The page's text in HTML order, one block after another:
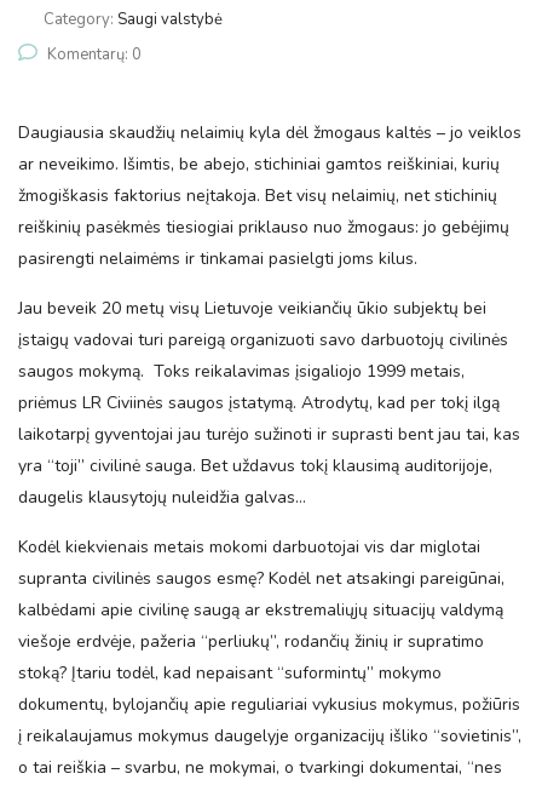
Category: Saugi valstybė
Komentarų: 0
Daugiausia skaudžių nelaimių kyla dėl žmogaus kaltės – jo veiklos
ar neveikimo. Išimtis, be abejo, stichiniai gamtos reiškiniai, kurių
žmogiškasis faktorius neįtakoja. Bet visų nelaimių, net stichinių
reiškinių pasėkmės tiesiogiai priklauso nuo žmogaus: jo gebėjimų
pasirengti nelaimėms ir tinkamai pasielgti joms kilus.
Jau beveik 20 metų visų Lietuvoje veikiančių ūkio subjektų bei
įstaigų vadovai turi pareigą organizuoti savo darbuotojų civilinės
saugos mokymą. Toks reikalavimas įsigaliojo 1999 metais,
priėmus LR Civiinės saugos įstatymą. Atrodytų, kad per tokį ilgą
laikotarpį gyventojai jau turėjo sužinoti ir suprasti bent jau tai, kas
yra “toji” civilinė sauga. Bet uždavus tokį klausimą auditorijoje,
daugelis klausytojų nuleidžia galvas…
Kodėl kiekvienais metais mokomi darbuotojai vis dar miglotai
supranta civilinės saugos esmę? Kodėl net atsakingi pareigūnai,
kalbėdami apie civilinę saugą ar ekstremaliųjų situacijų valdymą
viešoje erdvėje, pažeria “perliukų”, rodančių žinių ir supratimo
stoką? Įtariu todėl, kad nepaisant “suformintų” mokymo
dokumentų, bylojančių apie reguliariai vykusius mokymus, požiūris
į reikalaujamus mokymus daugelyje organizacijų išliko “sovietinis”,
o tai reiškia – svarbu, ne mokymai, o tvarkingi dokumentai, “nes